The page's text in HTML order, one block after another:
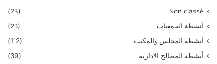
Non classé
(23)
أنشطة الجمعيات
(28)
أنشطة المجلس والمكتب
(112)
أنشطة المصالح الادارية
(39)